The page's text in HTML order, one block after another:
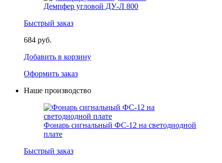
Демпфер угловой ДУ-Л 800
Быстрый заказ
684 руб.
Добавить в корзину
Оформить заказ
Наше производство
Фонарь сигнальный ФС-12 на светодиодной
плате
Быстрый заказ